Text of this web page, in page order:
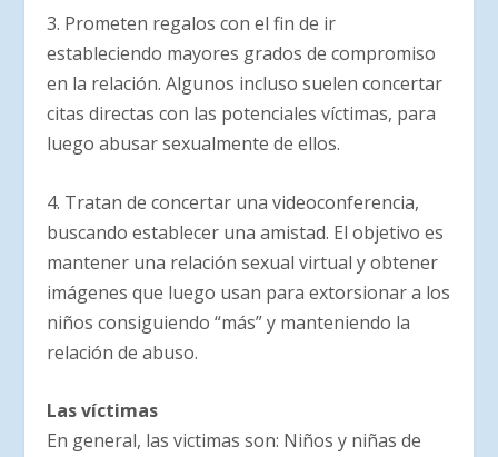
3. Prometen regalos con el fin de ir
estableciendo mayores grados de compromiso
en la relación. Algunos incluso suelen concertar
citas directas con las potenciales víctimas, para
luego abusar sexualmente de ellos.
4. Tratan de concertar una videoconferencia,
buscando establecer una amistad. El objetivo es
mantener una relación sexual virtual y obtener
imágenes que luego usan para extorsionar a los
niños consiguiendo “más” y manteniendo la
relación de abuso.
Las víctimas
En general, las victimas son: Niños y niñas de